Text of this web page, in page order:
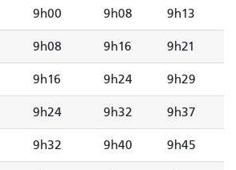
9h00 9h08 9h13
9h08 9h16 9h21
9h16 9h24 9h29
9h24 9h32 9h37
9h32 9h40 9h45